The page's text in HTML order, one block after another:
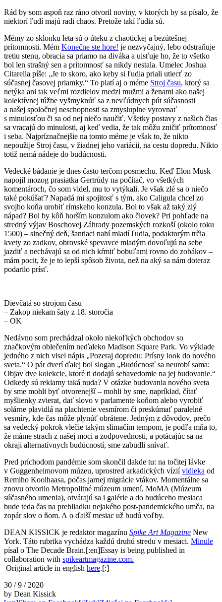
Rád by som aspoň raz ráno otvoril noviny, v ktorých by sa písalo, že
niektorí ľudí majú radi chaos. Pretože takí ľudia sú.
Mémy zo sklonku leta sú o úteku z chaotickej a bezútešnej
prítomnosti. Mém Konečne ste hore! je nezvyčajný, lebo odstraňuje
tretiu stenu, obracia sa priamo na diváka a uisťuje ho, že to všetko
bol len strašný sen a prítomnosť sa nikdy nestala. Umelec Joshua
Citarella píše: „Je to skoro, ako keby si ľudia priali utiecť zo
súčasnej časovej priamky.“ To platí aj o méme Stroj času, ktorý sa
netýka ani tak veľmi rozdielov medzi mužmi a ženami ako našej
kolektívnej túžbe vyšmyknúť sa z nevľúdnych pút súčasnosti
a našej spoločnej neschopnosti sa zmysluplne vyrovnať
s minulosťou či sa od nej niečo naučiť. Všetky postavy z našich čias
sa vracajú do minulosti, aj keď vedia, že tak môžu zničiť prítomnosť
i seba. Najpríznačnejšie na tomto méme je však to, že nikto
nepoužije Stroj času, v žiadnej jeho variácii, na cestu dopredu. Nikto
totiž nemá nádeje do budúcnosti.
Vedecké bádanie je dnes často terčom posmechu. Keď Elon Musk
napojil mozog prasiatka Gertrúdy na počítač, vo všetkých
komentároch, čo som videl, mu to vytýkali. Je však zlé sa o niečo
také pokúšať? Napadá mi spojitosť s tým, ako Caligula chcel zo
svojho koňa urobiť rímskeho konzula. Bol to však až taký zlý
nápad? Bol by kôň horším konzulom ako človek? Pri pohľade na
stredný výjav Boschovej Záhrady pozemských rozkoší(okolo roku
1500) – slnečný deň, šantiaci nahí mladí ľudia, podaktorým trčia
kvety zo zadkov, obrovské spevavce mladým dovoľujú na sebe
jazdiť a nechávajú sa od nich kŕmiť bobuľami rovno do zobákov –
mám pocit, že je to lepší spôsob života, než na aký sa nám doteraz
podarilo prísť.
Dievčatá so strojom času
– Zakop niekam šaty z 18. storočia
– OK
Nedávno som prechádzal okolo niekoľkých obchodov so
značkovým oblečením neďaleko Madison Square Park. Vo výklade
jedného z nich visel nápis „Pozeraj dopredu: Prísny look do nového
sveta.“ O pár dverí ďalej bol slogan „Budúcnosť sa neurobí sama:
Objav dve kolekcie, ktoré ti dodajú sebavedomie na jej budovanie.“
Odkedy sú reklamy taká nuda? V otázke budovania nového sveta
by sme mohli byť otvorenejší – mohli by sme, napríklad, čítať
myšlienky zvierat, dať slovo v parlamente koňom alebo vyrobiť
solárne plavidlá na plachtenie vesmírom či preskúmať paralelné
vesmíry, kde čas môže plynúť obrátene. Jedným z dôvodov, prečo
sa vedecký pokrok vlečie takým slimačím tempom, je podľa mňa to,
že máme strach z našej moci a zodpovednosti, a potácajúc sa na
okraji alternatívnych budúcností, sme zabudli snívať.
Pred príchodom pandémie som skončil dakde tu: na točitej lávke
v Guggenheimovom múzeu, uprostred arkadických víziívidieka od
Remiho Koolhaasa, počas jarnej migrácie vtákov. Momentálne sa
znovu otvorilo Metropolitné múzeum umení, MoMA (Múzeum
súčasného umenia), otvárajú sa i galérie a do budúceho mesiaca
bude teda čas na prehliadku nejakého post-pandemického umča, na
zopár slov o ňom. A o ďalší mesiac už budú voľby.
DEAN KISSICK je redaktor magazínu Spike Art Magazine New
York. Táto rubrika vychádza každú druhú stredu v mesiaci. Minule
písal o The Decade Brain.[:en]Essay is being published in
collaboration with spikeartmagazine.com.
Original article in english here.[:]
30 / 9 / 2020
by Dean Kissick